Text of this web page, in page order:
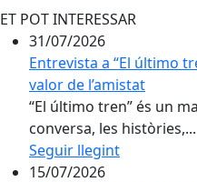
ET POT INTERESSAR
31/07/2026
Entrevista a “El último
valor de l’amistat
“El último tren” és un
conversa, les històries,...
Seguir llegint
15/07/2026